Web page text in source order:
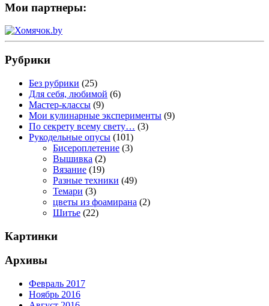
Мои партнеры:
Рубрики
Без рубрики (25)
Для себя, любимой (6)
Мастер-классы (9)
Мои кулинарные эксперименты (9)
По секрету всему свету… (3)
Рукодельные опусы (101)
Бисероплетение (3)
Вышивка (2)
Вязание (19)
Разные техники (49)
Темари (3)
цветы из фоамирана (2)
Шитье (22)
Картинки
Архивы
Февраль 2017
Ноябрь 2016